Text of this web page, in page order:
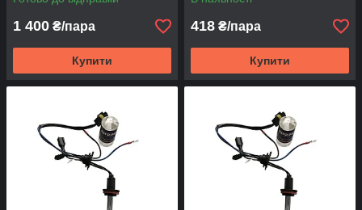
1 400 ₴/пара
Купити
418 ₴/пара
Купити